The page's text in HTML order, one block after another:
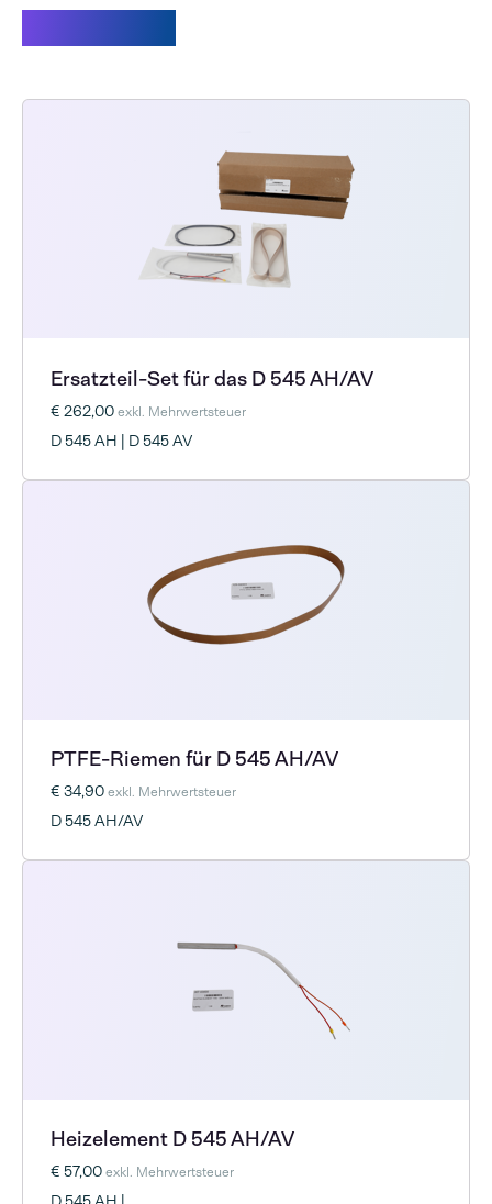
Ersatzteil-Set für das D 545 AH/AV
€ 262,00exkl. Mehrwertsteuer
D 545 AH | D 545 AV
PTFE-Riemen für D 545 AH/AV
€ 34,90exkl. Mehrwertsteuer
D 545 AH/AV
Heizelement D 545 AH/AV
€ 57,00exkl. Mehrwertsteuer